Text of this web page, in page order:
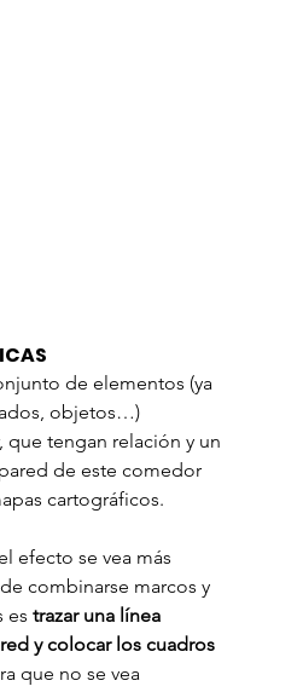
de elementos (ya
objetos…)
que tengan relación y un
de este comedor
cartográficos.
efecto se vea más
combinarse marcos y
es trazar una línea
y colocar los cuadros
que no se vea